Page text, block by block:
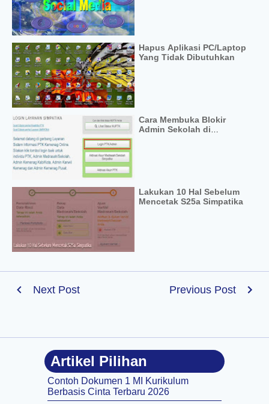
Hapus Aplikasi PC/Laptop
Yang Tidak Dibutuhkan
Cara Membuka Blokir
Admin Sekolah di
Lakukan 10 Hal Sebelum
Mencetak S25a Simpatika
Next Post Previous Post
Artikel Pilihan
Contoh Dokumen 1 MI Kurikulum
Berbasis Cinta Terbaru 2026